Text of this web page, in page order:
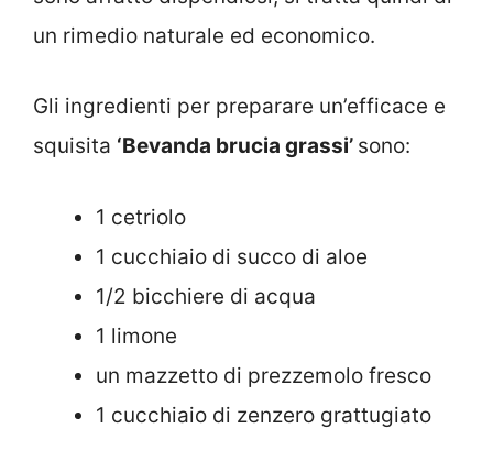
un rimedio naturale ed economico.
Gli ingredienti per preparare un’efficace e
squisita ‘Bevanda brucia grassi’ sono:
1 cetriolo
1 cucchiaio di succo di aloe
1/2 bicchiere di acqua
1 limone
un mazzetto di prezzemolo fresco
1 cucchiaio di zenzero grattugiato